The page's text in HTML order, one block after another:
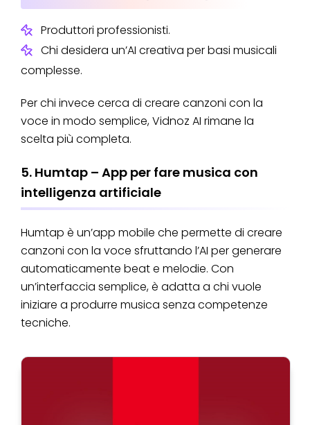
Produttori professionisti.
Chi desidera un’AI creativa per basi musicali
complesse.
Per chi invece cerca di creare canzoni con la
voce in modo semplice, Vidnoz AI rimane la
scelta più completa.
5. Humtap – App per fare musica con
intelligenza artificiale
Humtap è un’app mobile che permette di creare
canzoni con la voce sfruttando l’AI per generare
automaticamente beat e melodie. Con
un’interfaccia semplice, è adatta a chi vuole
iniziare a produrre musica senza competenze
tecniche.